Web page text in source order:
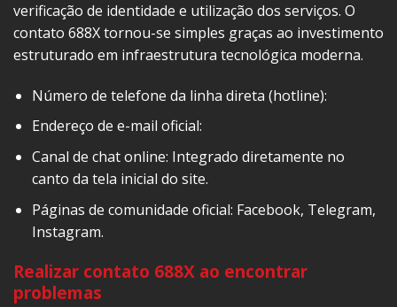
verificação de identidade e utilização dos serviços. O
contato 688X tornou-se simples graças ao investimento
estruturado em infraestrutura tecnológica moderna.
Número de telefone da linha direta (hotline):
Endereço de e-mail oficial:
Canal de chat online: Integrado diretamente no
canto da tela inicial do site.
Páginas de comunidade oficial: Facebook, Telegram,
Instagram.
Realizar contato 688X ao encontrar
problemas